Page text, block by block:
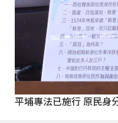
平埔專法已施行 原民身